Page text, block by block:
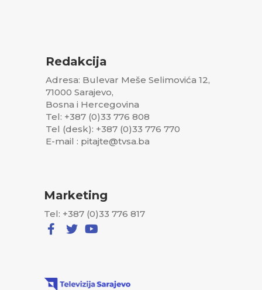
Redakcija
Adresa: Bulevar Meše Selimovića 12,
71000 Sarajevo,
Bosna i Hercegovina
Tel: +387 (0)33 776 808
Tel (desk): +387 (0)33 776 770
E-mail : pitajte@tvsa.ba
Marketing
Tel: +387 (0)33 776 817